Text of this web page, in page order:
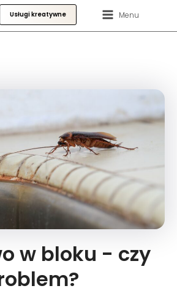
Usługi kreatywne Menu
w bloku - czy